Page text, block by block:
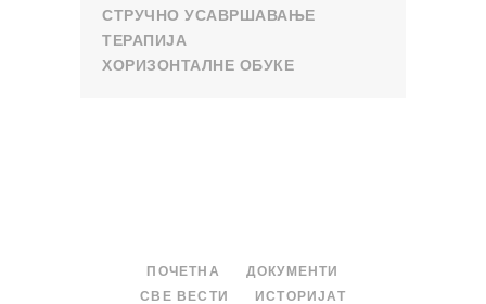
СТРУЧНО УСАВРШАВАЊЕ
ТЕРАПИЈА
ХОРИЗОНТАЛНЕ ОБУКЕ
ПОЧЕТНА
ДОКУМЕНТИ
СВЕ ВЕСТИ
ИСТОРИЈАТ